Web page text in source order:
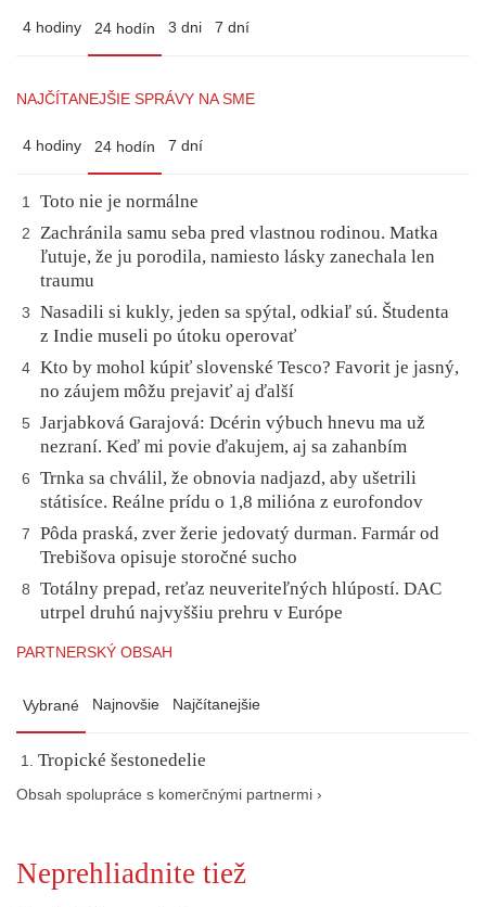
4 hodiny 24 hodín 3 dni 7 dní
NAJČÍTANEJŠIE SPRÁVY NA SME
4 hodiny 24 hodín 7 dní
1 Toto nie je normálne
2
Zachránila samu seba pred vlastnou rodinou. Matka
ľutuje, že ju porodila, namiesto lásky zanechala len
traumu
3
Nasadili si kukly, jeden sa spýtal, odkiaľ sú. Študenta
z Indie museli po útoku operovať
4 Kto by mohol kúpiť slovenské Tesco? Favorit je jasný,
no záujem môžu prejaviť aj ďalší
5
Jarjabková Garajová: Dcérin výbuch hnevu ma už
nezraní. Keď mi povie ďakujem, aj sa zahanbím
6
Trnka sa chválil, že obnovia nadjazd, aby ušetrili
státisíce. Reálne prídu o 1,8 milióna z eurofondov
7
Pôda praská, zver žerie jedovatý durman. Farmár od
Trebišova opisuje storočné sucho
8
Totálny prepad, reťaz neuveriteľných hlúpostí. DAC
utrpel druhú najvyššiu prehru v Európe
PARTNERSKÝ OBSAH
Vybrané Najnovšie Najčítanejšie
Tropické šestonedelie
Obsah spolupráce s komerčnými partnermi ›
Neprehliadnite tiež